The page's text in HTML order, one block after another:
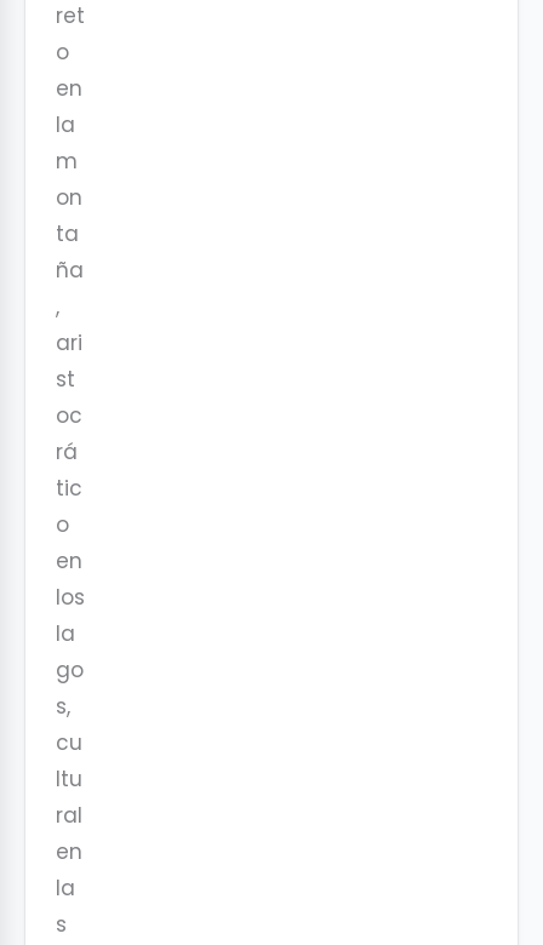
ret
o
en
la
m
on
ta
ña
,
ari
st
oc
rá
tic
o
en
los
la
go
s,
cu
ltu
ral
en
la
s